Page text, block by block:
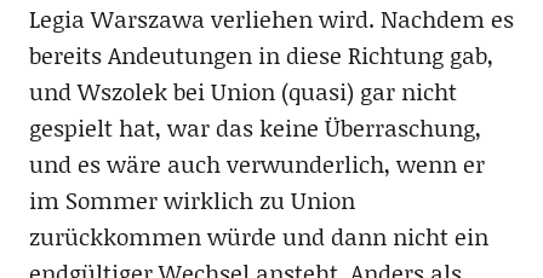
Legia Warszawa verliehen wird. Nachdem es
bereits Andeutungen in diese Richtung gab,
und Wszolek bei Union (quasi) gar nicht
gespielt hat, war das keine Überraschung,
und es wäre auch verwunderlich, wenn er
im Sommer wirklich zu Union
zurückkommen würde und dann nicht ein